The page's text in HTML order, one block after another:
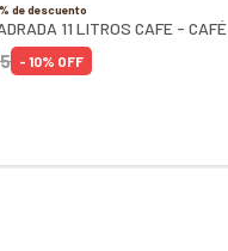
de descuento
11 LITROS CAFE - CAFÉ
10